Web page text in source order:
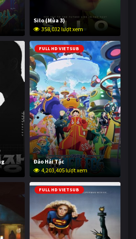
Silo (Mùa 3)
358,032 lượt xem
FULL HD VIETSUB
Đảo Hải Tặc
4,203,405 lượt xem
FULL HD VIETSUB